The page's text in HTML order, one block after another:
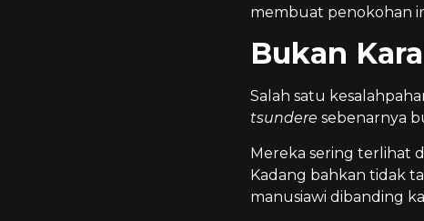
membuat penokohan
Bukan
Salah satu
tsundere sebenarnya
Mereka sering terlihat
Kadang bahkan tidak
manusiawi dibanding